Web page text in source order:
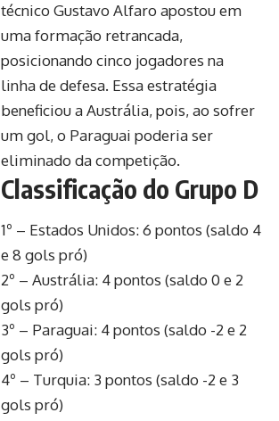
técnico Gustavo Alfaro apostou em
uma formação retrancada,
posicionando cinco jogadores na
linha de defesa. Essa estratégia
beneficiou a Austrália, pois, ao sofrer
um gol, o Paraguai poderia ser
eliminado da competição.
Classificação do Grupo D
1º – Estados Unidos: 6 pontos (saldo 4
e 8 gols pró)
2º – Austrália: 4 pontos (saldo 0 e 2
gols pró)
3º – Paraguai: 4 pontos (saldo -2 e 2
gols pró)
4º – Turquia: 3 pontos (saldo -2 e 3
gols pró)